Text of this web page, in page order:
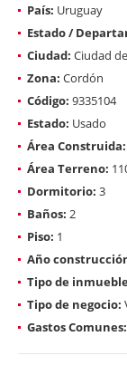
País: Uruguay
Estado /
Ciudad: Ciudad
Zona: Cordón
Código: 9335104
Estado: Usado
Área Construida:
Área Terreno:
Dormitorio: 3
Baños: 2
Piso: 1
Año
Tipo de
Tipo de negocio:
Gastos Comunes: